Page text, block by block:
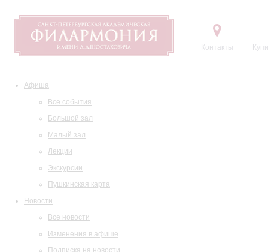
Контакты
Афиша
Все события
Большой зал
Малый зал
Лекции
Экскурсии
Пушкинская карта
Новости
Все новости
Изменения в афише
Подписка на новости